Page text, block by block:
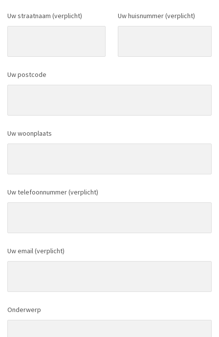
Uw straatnaam (verplicht) Uw huisnummer (verplicht)
Uw postcode
Uw woonplaats
Uw telefoonnummer (verplicht)
Uw email (verplicht)
Onderwerp